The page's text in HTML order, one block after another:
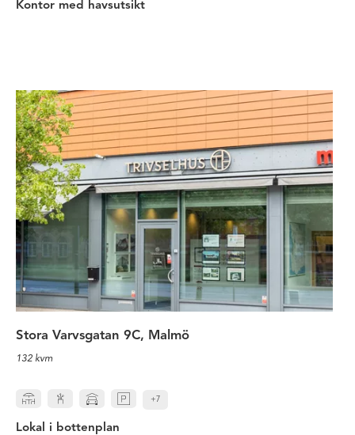
Kontor med havsutsikt
Lokal i bottenplan
Stora Varvsgatan 9C, Malmö
132 kvm
+7
Lokal i bottenplan